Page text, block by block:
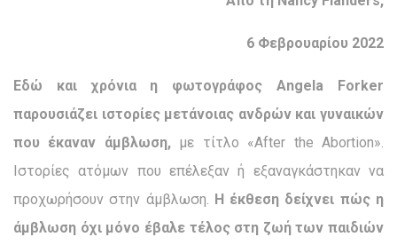
6 Φεβρουαρίου 2022
Εδώ και χρόνια η φωτογράφος Angela Forker
παρουσιάζει ιστορίες μετάνοιας ανδρών και γυναικών
που έκαναν άμβλωση,με τίτλο «After the Abortion».
Ιστορίες ατόμων που επέλεξαν ή εξαναγκάστηκαν να
προχωρήσουν στην άμβλωση. Η έκθεση δείχνει πώς η
άμβλωση όχι μόνο έβαλε τέλος στη ζωή των παιδιών